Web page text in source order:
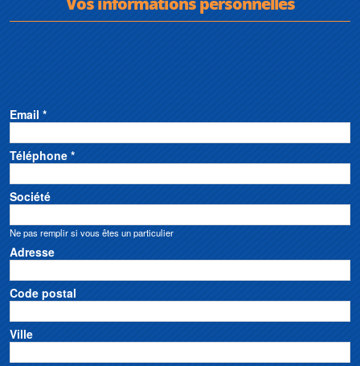
Email *
Téléphone *
Société
Ne pas remplir si vous êtes un particulier
Adresse
Code postal
Ville